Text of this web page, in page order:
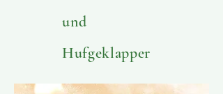
und
Hufgeklapper